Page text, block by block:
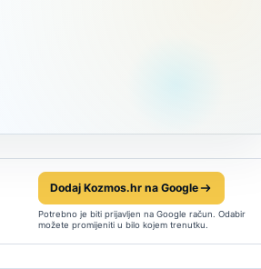
Dodaj Kozmos.hr na Google
Potrebno je biti prijavljen na Google račun. Odabir
možete promijeniti u bilo kojem trenutku.